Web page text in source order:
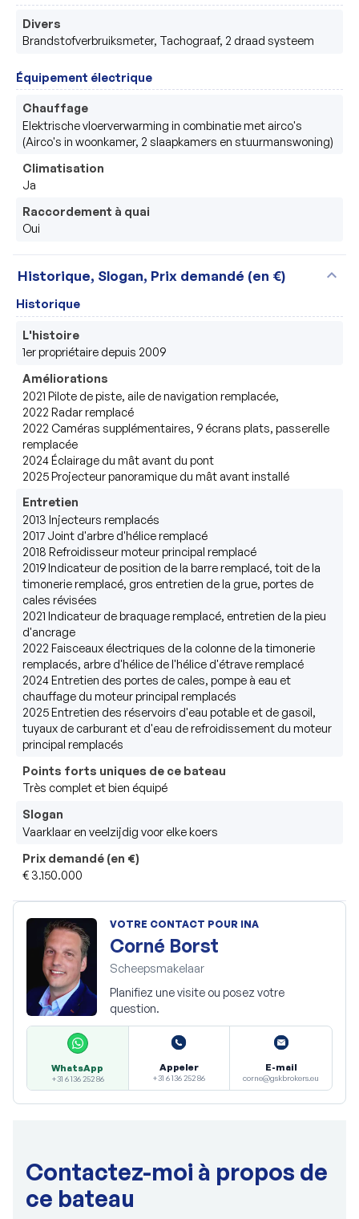
Divers
Brandstofverbruiksmeter, Tachograaf, 2 draad systeem
Équipement électrique
Chauffage
Elektrische vloerverwarming in combinatie met airco's
(Airco's in woonkamer, 2 slaapkamers en stuurmanswoning)
Climatisation
Ja
Raccordement à quai
Oui
Historique, Slogan, Prix demandé (en €) expand_more
Historique
L'histoire
1er propriétaire depuis 2009
Améliorations
2021 Pilote de piste, aile de navigation remplacée,
2022 Radar remplacé
2022 Caméras supplémentaires, 9 écrans plats, passerelle
remplacée
2024 Éclairage du mât avant du pont
2025 Projecteur panoramique du mât avant installé
Entretien
2013 Injecteurs remplacés
2017 Joint d'arbre d'hélice remplacé
2018 Refroidisseur moteur principal remplacé
2019 Indicateur de position de la barre remplacé, toit de la
timonerie remplacé, gros entretien de la grue, portes de
cales révisées
2021 Indicateur de braquage remplacé, entretien de la pieu
d'ancrage
2022 Faisceaux électriques de la colonne de la timonerie
remplacés, arbre d'hélice de l'hélice d'étrave remplacé
2024 Entretien des portes de cales, pompe à eau et
chauffage du moteur principal remplacés
2025 Entretien des réservoirs d'eau potable et de gasoil,
tuyaux de carburant et d'eau de refroidissement du moteur
principal remplacés
Points forts uniques de ce bateau
Très complet et bien équipé
Slogan
Vaarklaar en veelzijdig voor elke koers
Prix demandé (en €)
€ 3.150.000
VOTRE CONTACT POUR INA
Corné Borst
Scheepsmakelaar
Planifiez une visite ou posez votre
question.
WhatsApp
+31 6 136 252 86
Appeler
+31 6 136 252 86
E-mail
corne@gskbrokers.eu
Contactez-moi à propos de
ce bateau